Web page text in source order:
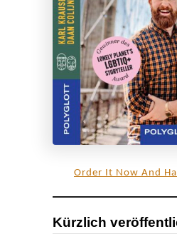
Order It Now And
Kürzlich